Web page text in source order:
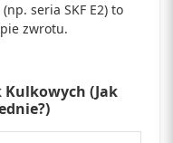
seria SKF E2) to
zwrotu.
Kulkowych (Jak